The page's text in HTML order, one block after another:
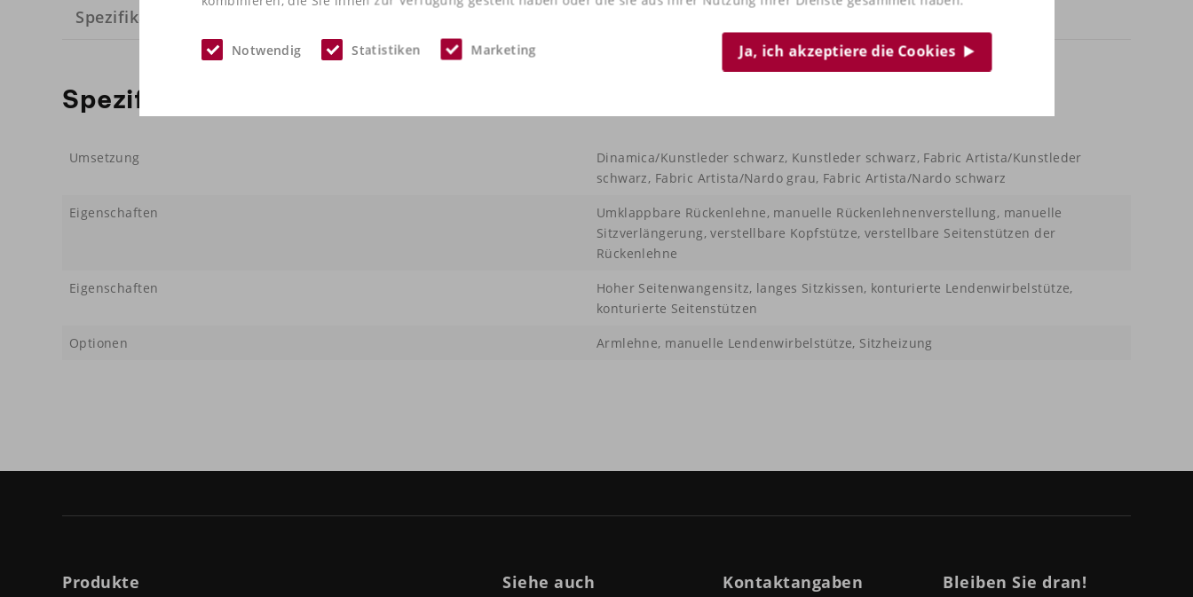
Notwendig Statistiken Marketing Ja, ich akzeptiere die Cookies
Spezifikationen
Spezifikationen
Umsetzung
Dinamica/Kunstleder schwarz, Kunstleder schwarz, Fabric Artista/Kunstleder
schwarz, Fabric Artista/Nardo grau, Fabric Artista/Nardo schwarz
Eigenschaften
Umklappbare Rückenlehne, manuelle Rückenlehnenverstellung, manuelle
Sitzverlängerung, verstellbare Kopfstütze, verstellbare Seitenstützen der
Rückenlehne
Eigenschaften
Hoher Seitenwangensitz, langes Sitzkissen, konturierte Lendenwirbelstütze,
konturierte Seitenstützen
Optionen Armlehne, manuelle Lendenwirbelstütze, Sitzheizung
Produkte Siehe auch Kontaktangaben Bleiben Sie dran!